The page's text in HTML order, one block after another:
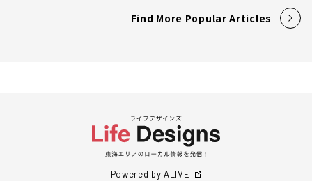
Find More Popular Articles
Powered by ALIVE